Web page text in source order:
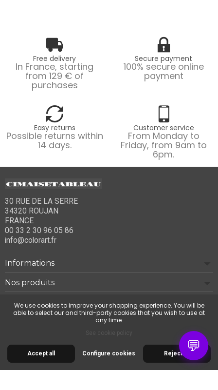
Free delivery
In France, starting
from 129 € of
purchases
Secure payment
100% secure online
payment
Easy returns
Possible returns within
14 days.
Customer service
From Monday to
Friday, from 9am to
6pm.
30 RUE DE LA SERRE
34320 ROUJAN
FRANCE
00 33 2 30 96 05 86
info@colorart.fr
Informations
Nos produits
Notre société
💬
© 2026 Cimaise Tableau. Tous droits réservés.
We use cookies to improve your shopping experience. You will be
able to select our and third-party cookies that you wish to use at
any time.
See cookie policy
Accept all Reject all
Configure cookies